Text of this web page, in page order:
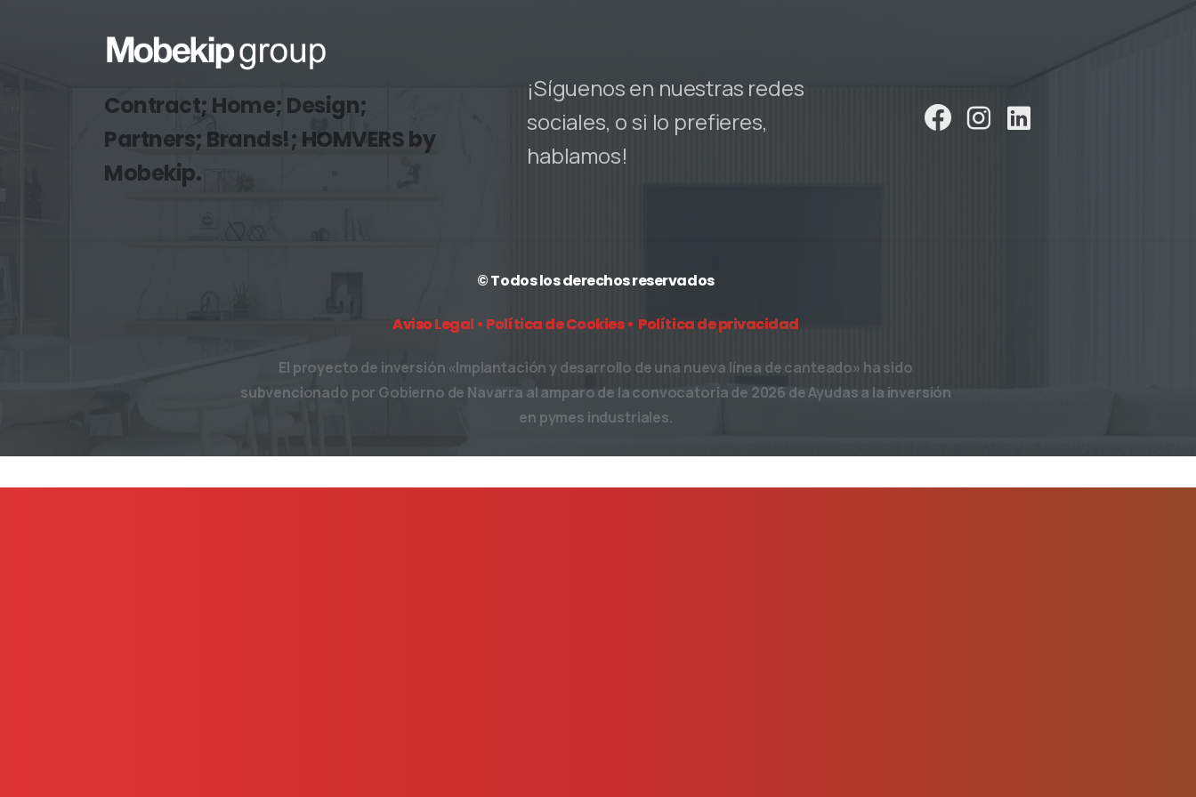
Contract; Home; Design;
Partners; Brands!; HOMVERS by
Mobekip.
¡Síguenos en nuestras redes
sociales, o si lo prefieres,
hablamos!
© Todos los derechos reservados
Aviso Legal • Política de Cookies • Política de privacidad
El proyecto de inversión «Implantación y desarrollo de una nueva línea de canteado» ha sido
subvencionado por Gobierno de Navarra al amparo de la convocatoria de 2026 de Ayudas a la inversión
en pymes industriales.